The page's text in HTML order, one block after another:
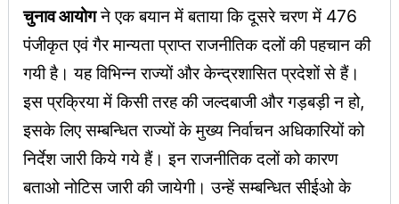
चुनाव आयोगने एक बयान में बताया कि दूसरे चरण में 476
पंजीकृत एवं गैर मान्यता प्राप्त राजनीतिक दलों की पहचान की
गयी है। यह विभिन्न राज्यों और केन्द्रशासित प्रदेशों से हैं।
इस प्रक्रिया में किसी तरह की जल्दबाजी और गड़बड़ी न हो,
इसके लिए सम्बन्धित राज्यों के मुख्य निर्वाचन अधिकारियों को
निर्देश जारी किये गये हैं। इन राजनीतिक दलों को कारण
बताओ नोटिस जारी की जायेगी। उन्हें सम्बन्धित सीईओ के